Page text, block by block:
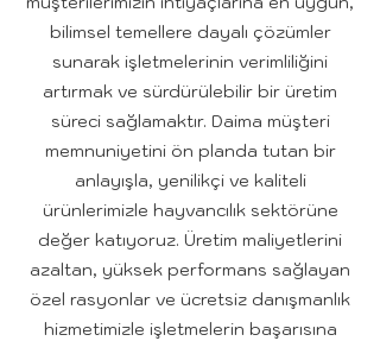
bilimsel temellere dayalı çözümler
sunarak işletmelerinin verimliliğini
artırmak ve sürdürülebilir bir üretim
süreci sağlamaktır. Daima müşteri
memnuniyetini ön planda tutan bir
anlayışla, yenilikçi ve kaliteli
ürünlerimizle hayvancılık sektörüne
değer katıyoruz. Üretim maliyetlerini
azaltan, yüksek performans sağlayan
özel rasyonlar ve ücretsiz danışmanlık
hizmetimizle işletmelerin başarısına